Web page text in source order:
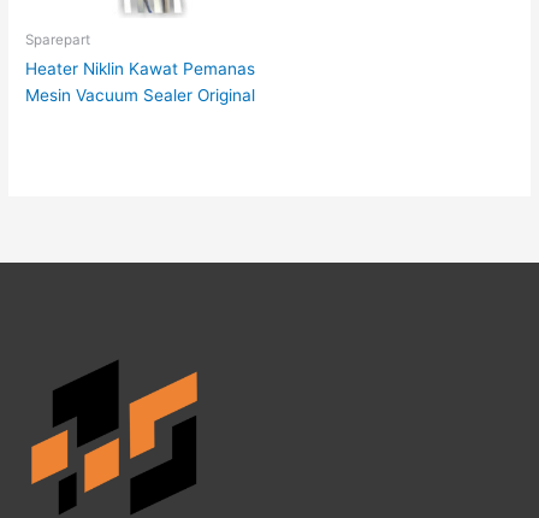
Sparepart
Heater Niklin Kawat Pemanas
Mesin Vacuum Sealer Original